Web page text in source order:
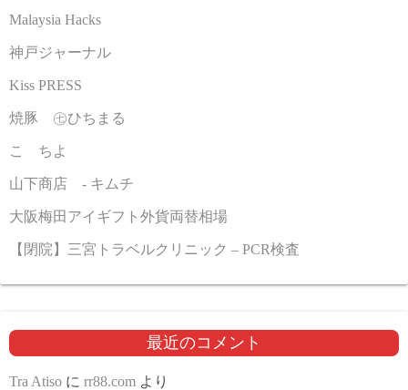
Malaysia Hacks
神戸ジャーナル
Kiss PRESS
焼豚 ㊆ひちまる
こゝちよ
山下商店 - キムチ
大阪梅田アイギフト外貨両替相場
【閉院】三宮トラベルクリニック – PCR検査
最近のコメント
Tra Atiso に rr88.com より